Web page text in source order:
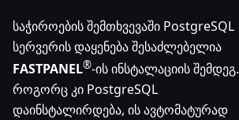
საჭიროების შემთხვევაში PostgreSQL
სერვერის დაყენება შესაძლებელია
FASTPANEL®-ის ინსტალაციის შემდეგ.
როგორც კი PostgreSQL
დაინსტალირდება, ის ავტომატურად